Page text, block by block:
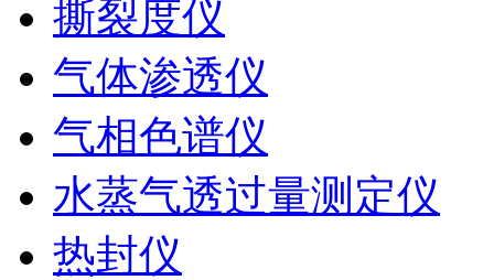
撕裂度仪
气体渗透仪
气相色谱仪
水蒸气透过量测定仪
热封仪